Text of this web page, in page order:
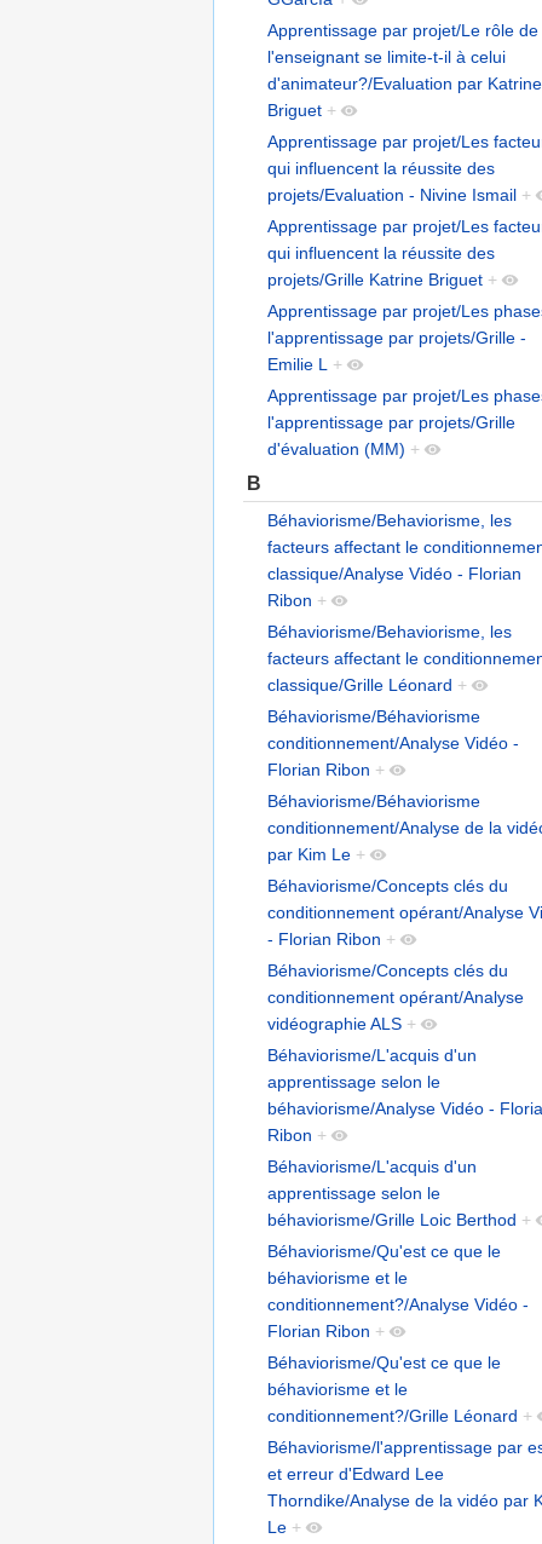
Apprentissage par projet/Le rôle de
l'enseignant se limite-t-il à celui
d'animateur?/Evaluation par Katrine
Briguet +
Apprentissage par projet/Les
qui influencent la réussite des
projets/Evaluation - Nivine Ismail +
Apprentissage par projet/Les
qui influencent la réussite des
projets/Grille Katrine Briguet +
Apprentissage par projet/Les
l'apprentissage par projets/Grille -
Emilie L +
Apprentissage par projet/Les
l'apprentissage par projets/Grille
d'évaluation (MM) +
B
Béhaviorisme/Behaviorisme, les
facteurs affectant le
classique/Analyse Vidéo - Florian
Ribon +
Béhaviorisme/Behaviorisme, les
facteurs affectant le
classique/Grille Léonard +
Béhaviorisme/Béhaviorisme
conditionnement/Analyse Vidéo -
Florian Ribon +
Béhaviorisme/Béhaviorisme
conditionnement/Analyse de la
par Kim Le +
Béhaviorisme/Concepts clés du
conditionnement opérant/Analyse
- Florian Ribon +
Béhaviorisme/Concepts clés du
conditionnement opérant/Analyse
vidéographie ALS +
Béhaviorisme/L'acquis d'un
apprentissage selon le
béhaviorisme/Analyse Vidéo -
Ribon +
Béhaviorisme/L'acquis d'un
apprentissage selon le
béhaviorisme/Grille Loic Berthod +
Béhaviorisme/Qu'est ce que le
béhaviorisme et le
conditionnement?/Analyse Vidéo -
Florian Ribon +
Béhaviorisme/Qu'est ce que le
béhaviorisme et le
conditionnement?/Grille Léonard +
Béhaviorisme/l'apprentissage par
et erreur d'Edward Lee
Thorndike/Analyse de la vidéo par
Le +